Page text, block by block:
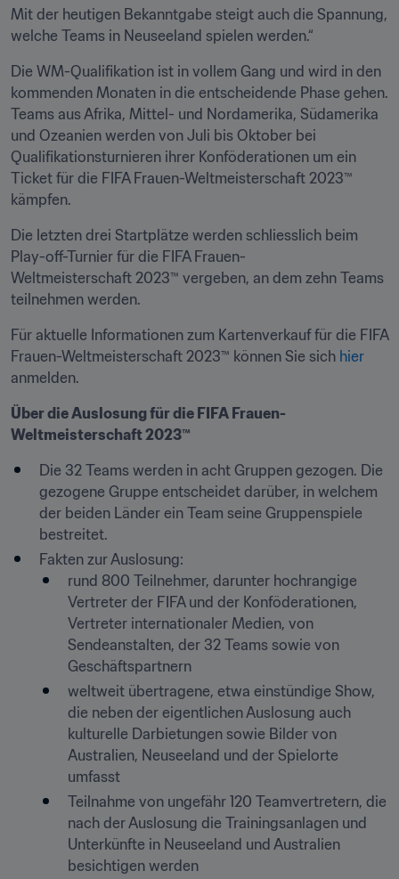
Mit der heutigen Bekanntgabe steigt auch die Spannung,
welche Teams in Neuseeland spielen werden.“
Die WM-Qualifikation ist in vollem Gang und wird in den
kommenden Monaten in die entscheidende Phase gehen.
Teams aus Afrika, Mittel- und Nordamerika, Südamerika
und Ozeanien werden von Juli bis Oktober bei
Qualifikationsturnieren ihrer Konföderationen um ein
Ticket für die FIFA Frauen-Weltmeisterschaft 2023™
kämpfen.
Die letzten drei Startplätze werden schliesslich beim
Play-off-Turnier für die FIFA Frauen-
Weltmeisterschaft 2023™ vergeben, an dem zehn Teams
teilnehmen werden.
Für aktuelle Informationen zum Kartenverkauf für die FIFA
Frauen-Weltmeisterschaft 2023™ können Sie sich
anmelden.
Über die Auslosung für die FIFA Frauen-
Weltmeisterschaft 2023™
Die 32 Teams werden in acht Gruppen gezogen. Die
gezogene Gruppe entscheidet darüber, in welchem
der beiden Länder ein Team seine Gruppenspiele
bestreitet.
Fakten zur Auslosung:
rund 800 Teilnehmer, darunter hochrangige
Vertreter der FIFA und der Konföderationen,
Vertreter internationaler Medien, von
Sendeanstalten, der 32 Teams sowie von
Geschäftspartnern
weltweit übertragene, etwa einstündige Show,
die neben der eigentlichen Auslosung auch
kulturelle Darbietungen sowie Bilder von
Australien, Neuseeland und der Spielorte
umfasst
Teilnahme von ungefähr 120 Teamvertretern, die
nach der Auslosung die Trainingsanlagen und
Unterkünfte in Neuseeland und Australien
besichtigen werden